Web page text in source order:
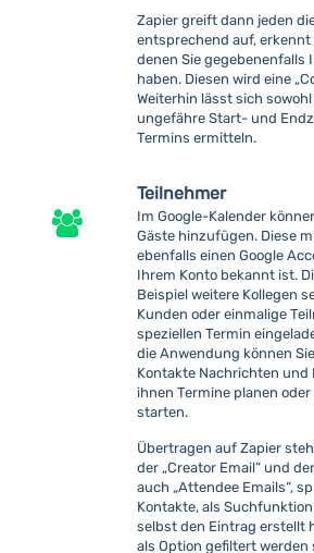
Zapier greift dann jeden
entsprechend auf, erkennt
denen Sie gegebenenfalls
haben. Diesen wird eine
Weiterhin lässt sich
ungefähre Start- und
Termins ermitteln.
Teilnehmer
Im Google-Kalender
Gäste hinzufügen. Diese
ebenfalls einen Google
Ihrem Konto bekannt ist.
Beispiel weitere Kollegen
Kunden oder einmalige
speziellen Termin
die Anwendung können
Kontakte Nachrichten und
ihnen Termine planen
starten.
Übertragen auf Zapier
der „Creator Email“ und
auch „Attendee Emails“,
Kontakte, als
selbst den Eintrag erstellt
als Option gefiltert werden